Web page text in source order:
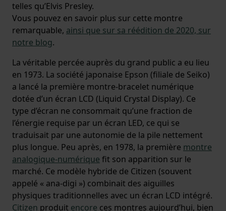
telles qu’Elvis Presley.
Vous pouvez en savoir plus sur cette montre
remarquable, ainsi que sur sa réédition de 2020, sur
notre blog.
La véritable percée auprès du grand public a eu lieu
en 1973. La société japonaise Epson (filiale de Seiko)
a lancé la première montre-bracelet numérique
dotée d’un écran LCD (Liquid Crystal Display). Ce
type d’écran ne consommait qu’une fraction de
l’énergie requise par un écran LED, ce qui se
traduisait par une autonomie de la pile nettement
plus longue. Peu après, en 1978, la première montre
analogique-numérique fit son apparition sur le
marché. Ce modèle hybride de Citizen (souvent
appelé « ana-digi ») combinait des aiguilles
physiques traditionnelles avec un écran LCD intégré.
Citizen produit encore ces montres aujourd’hui, bien